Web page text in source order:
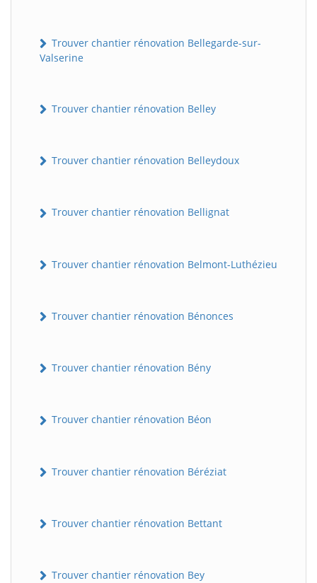
Trouver chantier rénovation Bellegarde-sur-
Valserine
Trouver chantier rénovation Belley
Trouver chantier rénovation Belleydoux
Trouver chantier rénovation Bellignat
Trouver chantier rénovation Belmont-Luthézieu
Trouver chantier rénovation Bénonces
Trouver chantier rénovation Bény
Trouver chantier rénovation Béon
Trouver chantier rénovation Béréziat
Trouver chantier rénovation Bettant
Trouver chantier rénovation Bey